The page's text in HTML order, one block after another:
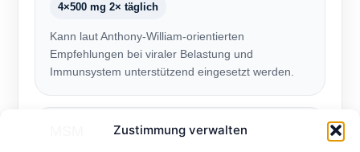
Zustimmung verwalten
4×500 mg 2× täglich
Kann laut Anthony-William-orientierten
Empfehlungen bei viraler Belastung und
Immunsystem unterstützend eingesetzt werden.